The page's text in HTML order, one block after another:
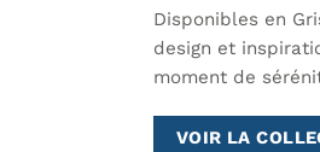
Disponibles en
design et
moment de
VOIR LA